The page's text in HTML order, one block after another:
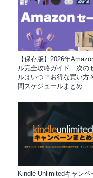
【保存版】2026年
ル完全攻略ガイド｜次の
ルはいつ？お得な買い方
間スケジュールまとめ
Kindle Unlimitedキャンペ